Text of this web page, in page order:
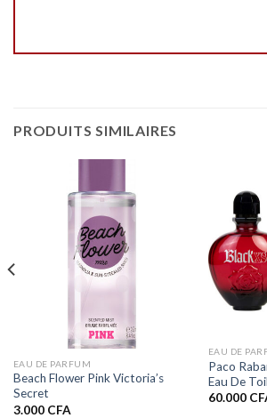
PRODUITS SIMILAIRES
EAU DE PARFUM
Beach Flower Pink Victoria’s
Secret
3.000 CFA
EAU DE
Paco
Eau De
60.000